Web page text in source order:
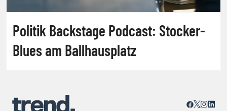
Politik Backstage Podcast: Stocker-
Blues am Ballhausplatz